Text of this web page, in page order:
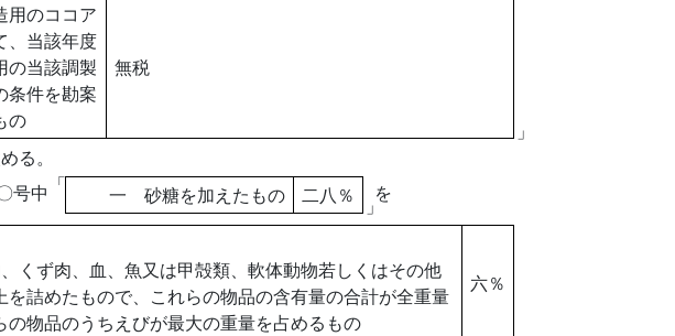
ココア
、当該年度
の当該調製
条件を勘案
の
無税
」
る。
号中 「 一 砂糖を加えたもの 二八％ 」
を
肉、血、魚又は甲殻類、軟体動物若しくはその他
めたもので、これらの物品の含有量の合計が全重量
物品のうちえびが最大の重量を占めるもの
六％